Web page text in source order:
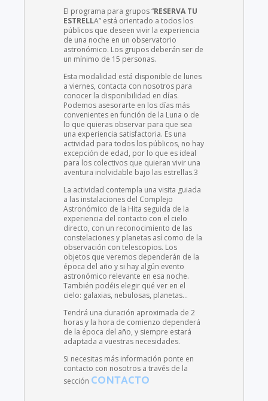
El programa para grupos “RESERVA TU
ESTRELLA” está orientado a todos los
públicos que deseen vivir la experiencia
de una noche en un observatorio
astronómico. Los grupos deberán ser de
un mínimo de 15 personas.
Esta modalidad está disponible de lunes
a viernes, contacta con nosotros para
conocer la disponibilidad en días.
Podemos asesorarte en los días más
convenientes en función de la Luna o de
lo que quieras observar para que sea
una experiencia satisfactoria. Es una
actividad para todos los públicos, no hay
excepción de edad, por lo que es ideal
para los colectivos que quieran vivir una
aventura inolvidable bajo las estrellas.3
La actividad contempla una visita guiada
a las instalaciones del Complejo
Astronómico de la Hita seguida de la
experiencia del contacto con el cielo
directo, con un reconocimiento de las
constelaciones y planetas así como de la
observación con telescopios. Los
objetos que veremos dependerán de la
época del año y si hay algún evento
astronómico relevante en esa noche.
También podéis elegir qué ver en el
cielo: galaxias, nebulosas, planetas…
Tendrá una duración aproximada de 2
horas y la hora de comienzo dependerá
de la época del año, y siempre estará
adaptada a vuestras necesidades.
Si necesitas más información ponte en
contacto con nosotros a través de la
sección CONTACTO